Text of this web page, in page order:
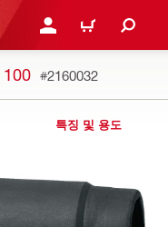
로그인 또는 회원가입
장바구니
#2160032
특징 및 용도